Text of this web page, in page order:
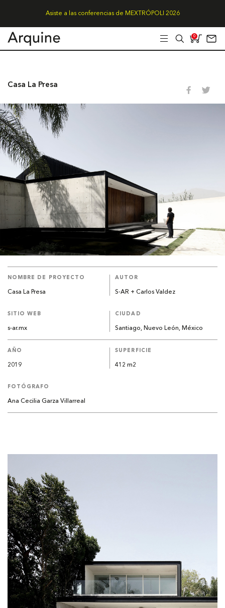
Asiste a las conferencias de MEXTRÓPOLI 2026
0
Casa La Presa
NOMBRE DE PROYECTO
Casa La Presa
AUTOR
S-AR + Carlos Valdez
SITIO WEB
s-ar.mx
CIUDAD
Santiago, Nuevo León, México
AÑO
2019
SUPERFICIE
412 m2
FOTÓGRAFO
Ana Cecilia Garza Villarreal